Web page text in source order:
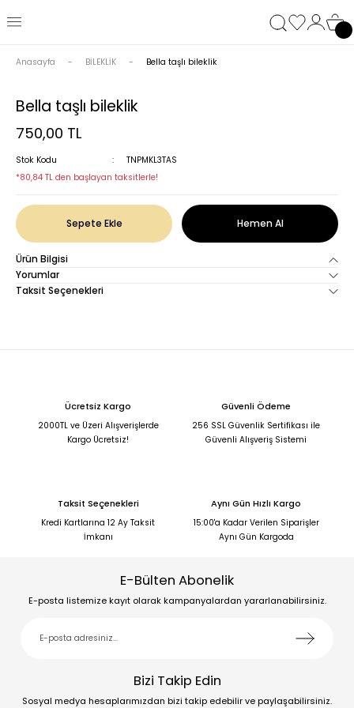
Anasayfa BİLEKLİK Bella taşlı bileklik
Bella taşlı bileklik
750,00 TL
Stok Kodu
TNPMKL3TAS
*80,84 TL den başlayan taksitlerle!
Sepete Ekle Hemen Al
Ürün Bilgisi
Yorumlar
Taksit Seçenekleri
Ücretsiz Kargo
2000TL ve Üzeri Alışverişlerde
Kargo Ücretsiz!
Güvenli Ödeme
256 SSL Güvenlik Sertifikası ile
Güvenli Alışveriş Sistemi
Taksit Seçenekleri
Kredi Kartlarına 12 Ay Taksit
İmkanı
Aynı Gün Hızlı Kargo
15:00'a Kadar Verilen Siparişler
Aynı Gün Kargoda
E-Bülten Abonelik
E-posta listemize kayıt olarak kampanyalardan yararlanabilirsiniz.
Bizi Takip Edin
Sosyal medya hesaplarımızdan bizi takip edebilir ve paylaşabilirsiniz.